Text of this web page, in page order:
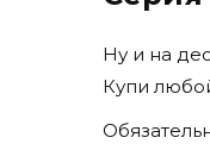
Ну и на
Купи